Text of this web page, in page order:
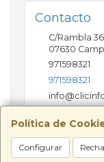
Política de
Configurar
Contacto
C/Rambla 36
07630
971598321
971598321
Horario